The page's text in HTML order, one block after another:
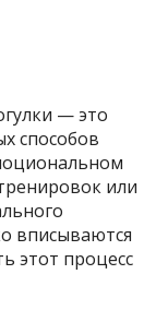
— это
способов
или
вписываются
этот процесс